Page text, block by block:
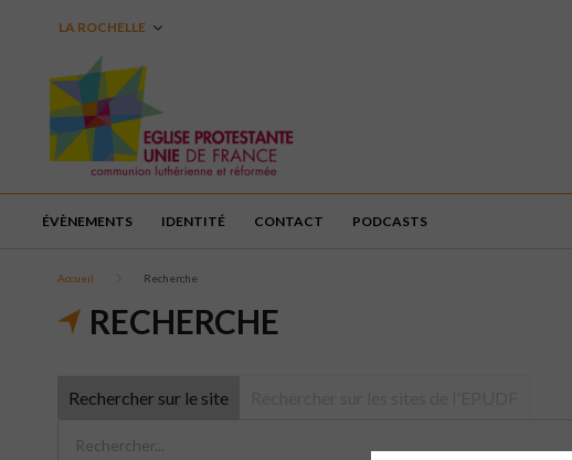
LA ROCHELLE
ÉVÈNEMENTS IDENTITÉ CONTACT PODCASTS
Accueil Recherche
RECHERCHE
Rechercher sur le site